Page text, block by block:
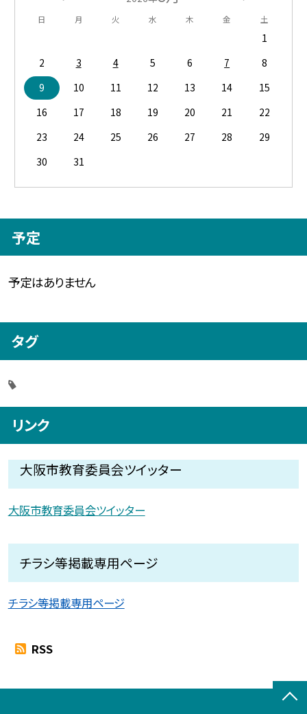
日 月 火 水 木 金 土
1
2
3 4 5 6 7
8
9
10 11 12 13 14
15
16
17 18 19 20 21
22
23
24 25 26 27 28
29
30
31
予定
予定はありません
タグ
リンク
大阪市教育委員会ツイッター
大阪市教育委員会ツイッター
チラシ等掲載専用ページ
チラシ等掲載専用ページ
RSS